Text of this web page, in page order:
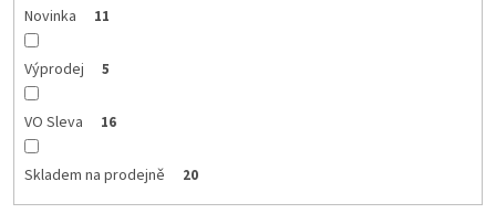
Novinka 11
Výprodej 5
VO Sleva 16
Skladem na prodejně 20